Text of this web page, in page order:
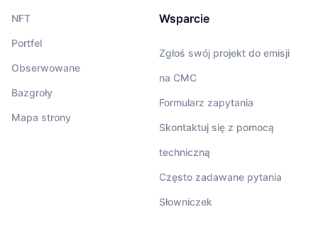
NFT
Portfel
Obserwowane
Bazgroły
Mapa strony
Wsparcie
Zgłoś swój projekt do emisji
na CMC
Formularz zapytania
Skontaktuj się z pomocą
techniczną
Często zadawane pytania
Słowniczek